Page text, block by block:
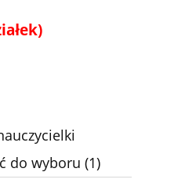
do wyboru (1)